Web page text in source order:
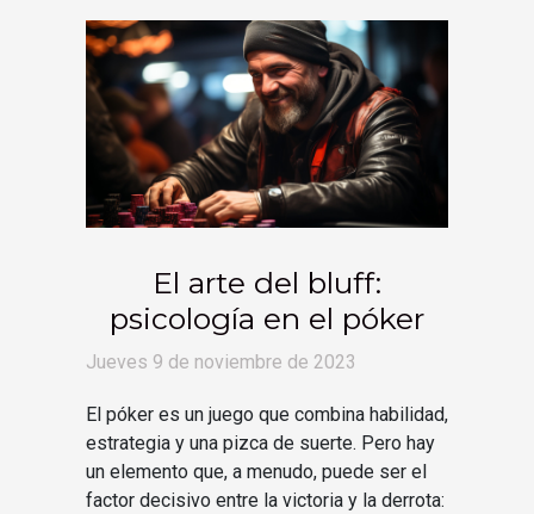
El arte del bluff:
psicología en el póker
Jueves 9 de noviembre de 2023
El póker es un juego que combina habilidad,
estrategia y una pizca de suerte. Pero hay
un elemento que, a menudo, puede ser el
factor decisivo entre la victoria y la derrota: